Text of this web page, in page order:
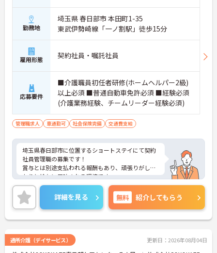
勤務地
埼玉県 春日部市 本田町1-35
東武伊勢崎線「一ノ割駅」徒歩15分
雇用形態 契約社員・嘱託社員
応募要件
■介護職員初任者研修(ホームヘルパー2級)
以上必須 ■普通自動車免許必須 ■経験必須
(介護業務経験、チームリーダー経験必須)
管理職求人 車通勤可 社会保険完備 交通費支給
埼玉県春日部市に位置するショートステイにて契約
社員管理職の募集です！
賞与とは別途支払われる報酬もあり、頑張りがしっ
かりと給与に反映される環境です。
ご興味ある方には、面接対策ポイントなど、さらに
詳細をお話しいたしますのでお気軽にご相談くださ
い！
詳細を見る 無料 紹介してもらう
通所介護（デイサービス） 更新日：2026年08月04日